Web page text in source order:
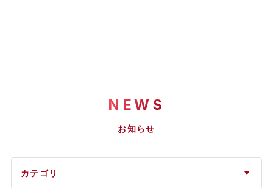
NEWS
お知らせ
カテゴリ